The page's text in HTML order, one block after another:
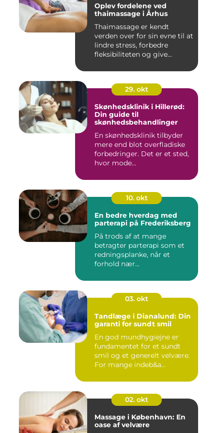
Oplev fordelene ved
thaimassage i Århus
Thaimassage er kendt
verden over for sin evne til at
lindre stress, forbedre
fleksibiliteten og give...
29. okt
Skønhedsklinik i Hillerød:
Din guide til
skønhedsbehandlinger
En skønhedsklinik tilbyder
mere end blot overfladiske
forbedringer. Det er et sted,
hvor mode...
10. okt
En bedre hverdag med
parterapi på Frederiksberg
På trods af at mange
betragter parterapi som et
redningsplanke, når et
forhold nær...
03. okt
Tandlæge i Dianalund: Din
garanti for sundt smil
En god mundhygiejne er
fundamentet for et sundt
smil og et generelt velvære.
For mange indeb&a...
02. okt
Massage i København: En
oase af velvære